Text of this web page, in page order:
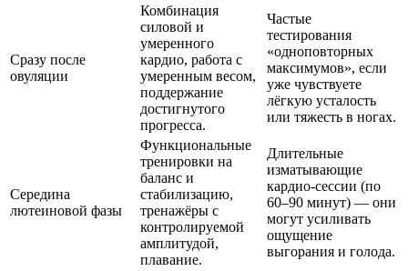
Сразу после
овуляции
Комбинация
силовой и
умеренного
кардио, работа с
умеренным весом,
поддержание
достигнутого
прогресса.
Частые
тестирования
«одноповторных
максимумов», если
уже чувствуете
лёгкую усталость
или тяжесть в ногах.
Середина
лютеиновой фазы
Функциональные
тренировки на
баланс и
стабилизацию,
тренажёры с
контролируемой
амплитудой,
плавание.
Длительные
изматывающие
кардио-сессии (по
60–90 минут) — они
могут усиливать
ощущение
выгорания и голода.